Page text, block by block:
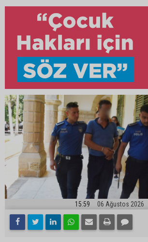
15:59 06 Ağustos 2026